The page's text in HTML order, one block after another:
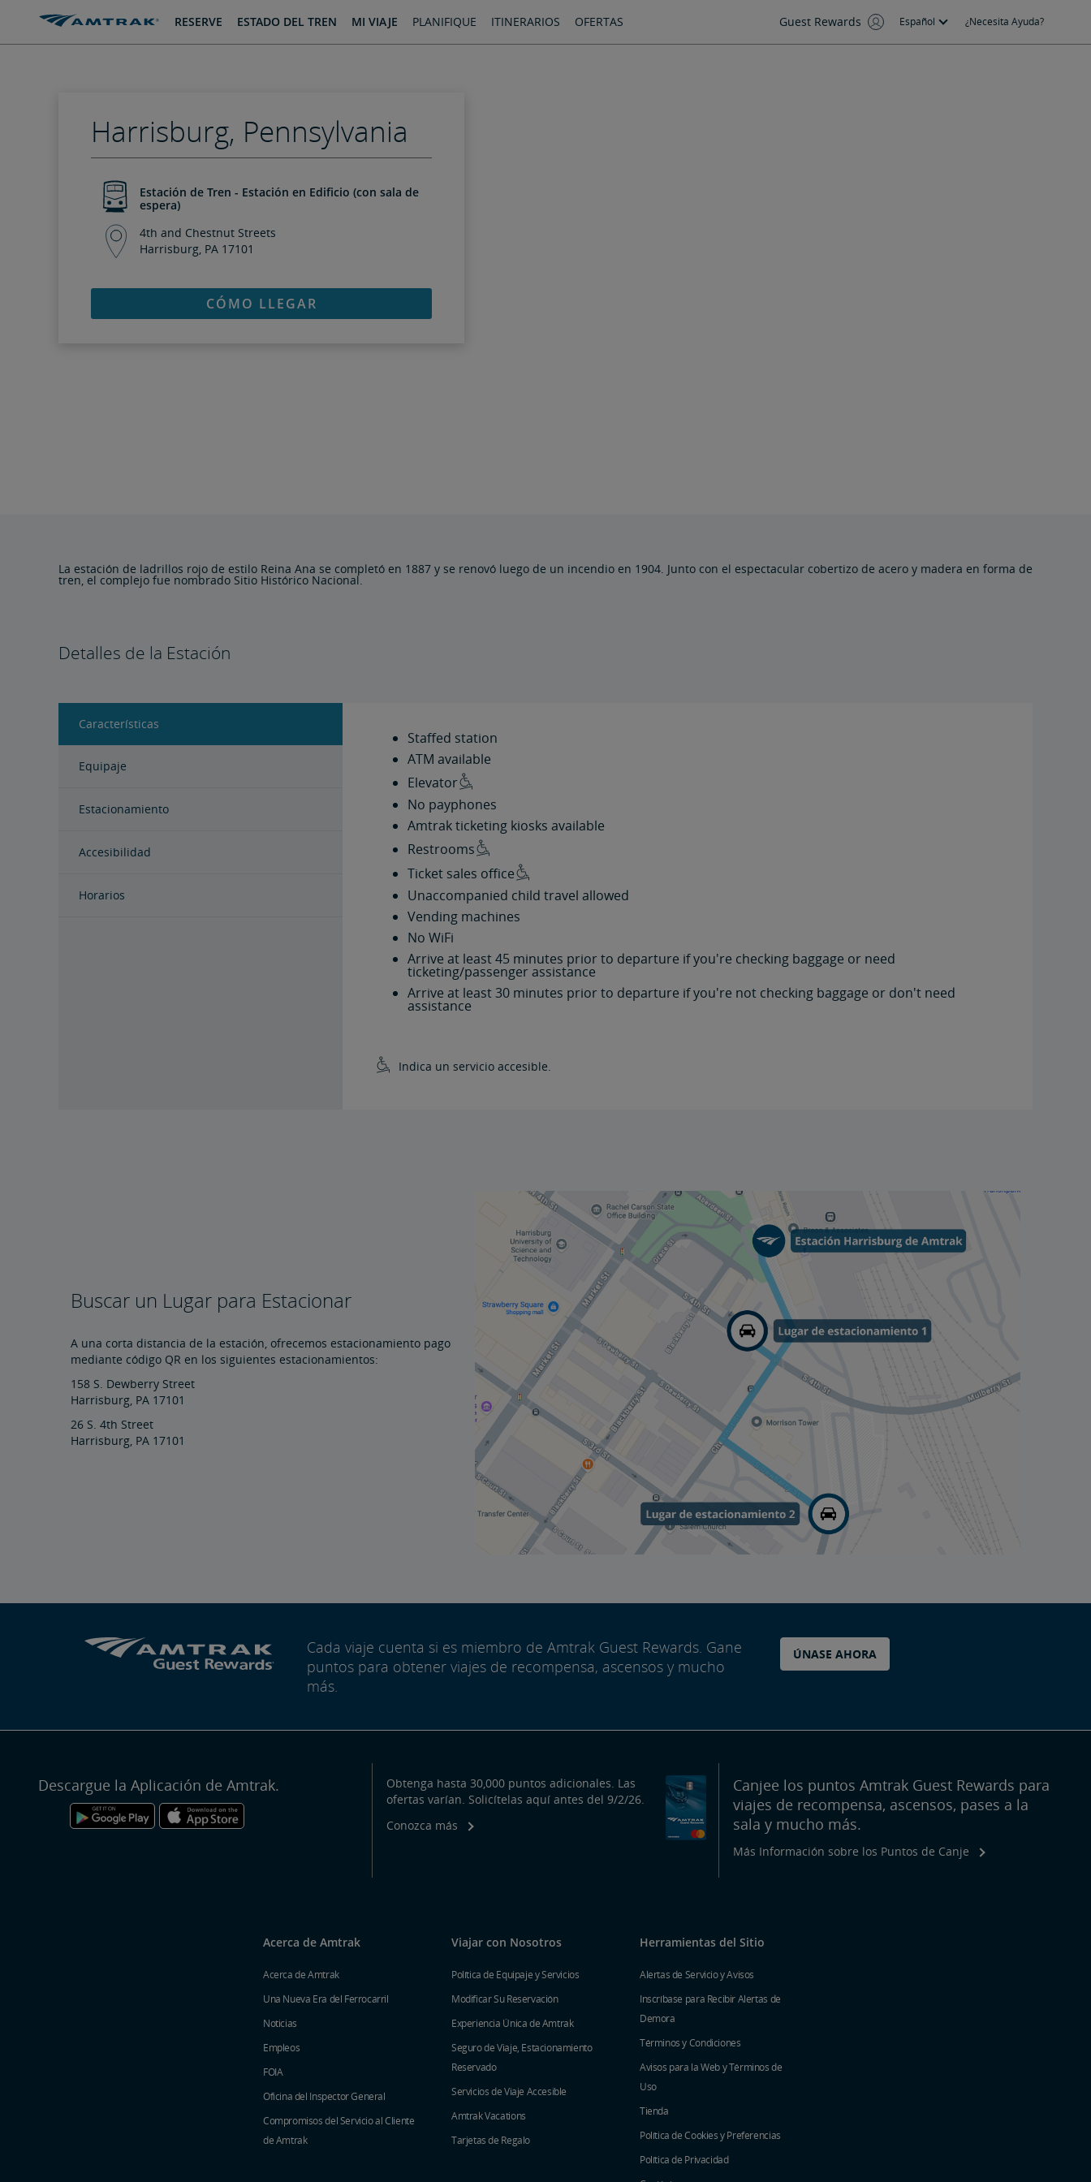
saltar
saltar RESERVE ESTADO DEL TREN MI VIAJE PLANIFIQUE ITINERARIOS OFERTAS Guest Rewards Español ¿Necesita Ayuda?
Harrisburg, Pennsylvania
Estación de Tren - Estación en Edificio (con sala de
espera)
4th and Chestnut Streets
Harrisburg, PA 17101
CÓMO LLEGAR
La estación de ladrillos rojo de estilo Reina Ana se completó en 1887 y se renovó luego de un incendio en 1904. Junto con el espectacular cobertizo de acero y madera en forma de
tren, el complejo fue nombrado Sitio Histórico Nacional.
Detalles de la Estación
Características
Equipaje
Estacionamiento
Accesibilidad
Horarios
Staffed station
ATM available
Elevator
No payphones
Amtrak ticketing kiosks available
Restrooms
Ticket sales office
Unaccompanied child travel allowed
Vending machines
No WiFi
Arrive at least 45 minutes prior to departure if you're checking baggage or need
ticketing/passenger assistance
Arrive at least 30 minutes prior to departure if you're not checking baggage or don't need
assistance
Indica un servicio accesible.
Buscar un Lugar para Estacionar
A una corta distancia de la estación, ofrecemos estacionamiento pago
mediante código QR en los siguientes estacionamientos:
158 S. Dewberry Street
Harrisburg, PA 17101
26 S. 4th Street
Harrisburg, PA 17101
Cada viaje cuenta si es miembro de Amtrak Guest Rewards. Gane
puntos para obtener viajes de recompensa, ascensos y mucho
más.
ÚNASE AHORA
Descargue la Aplicación de Amtrak.
Obtenga hasta 30,000 puntos adicionales. Las
ofertas varían. Solicítelas aquí antes del 9/2/26.
Conozca más
Canjee los puntos Amtrak Guest Rewards para
viajes de recompensa, ascensos, pases a la
sala y mucho más.
Más Información sobre los Puntos de Canje
Acerca de Amtrak
Acerca de Amtrak
Una Nueva Era del Ferrocarril
Noticias
Empleos
FOIA
Oficina del Inspector General
Compromisos del Servicio al Cliente
de Amtrak
Viajar con Nosotros
Política de Equipaje y Servicios
Modificar Su Reservación
Experiencia Única de Amtrak
Seguro de Viaje, Estacionamiento
Reservado
Servicios de Viaje Accesible
Amtrak Vacations
Tarjetas de Regalo
Herramientas del Sitio
Alertas de Servicio y Avisos
Inscríbase para Recibir Alertas de
Demora
Términos y Condiciones
Avisos para la Web y Términos de
Uso
Tienda
Política de Cookies y Preferencias
Política de Privacidad